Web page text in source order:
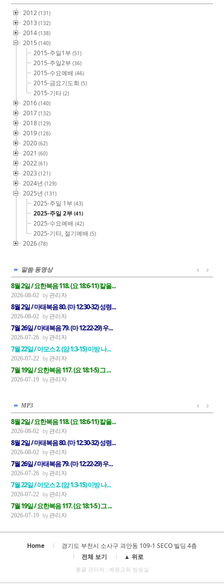
2012(131)
2013(132)
2014(138)
2015(140)
2015-주일1부(51)
2015-주일2부(36)
2015-수요예배(46)
2015-금요기도회(5)
2015-기타(2)
2016(140)
2017(132)
2018(129)
2019(126)
2020(62)
2021(60)
2022(61)
2023(121)
2024년(129)
2025년(131)
2025-주일 1부(43)
2025-주일 2부(41)
2025-수요예배(42)
2025-기타, 절기예배(5)
2026(78)
말씀 동영상
8월 2일 / 요한복음 118. (요 18:6-11) 칼을...
2026-08-02 관리자
8월 2일 / 마태복음 80. (마 12:30-32) 성령...
2026-08-02 관리자
7월 26일 / 마태복음 79. (마 12:22-29) 우...
2026-07-26 관리자
7월 22일 / 아모스 2. (암 1:3-15) 이방 나...
2026-07-22 관리자
7월 19일 / 요한복음 117. (요 18:1-5) 그 ...
2026-07-19 관리자
MP3
8월 2일 / 요한복음 118. (요 18:6-11) 칼을...
2026-08-02 관리자
8월 2일 / 마태복음 80. (마 12:30-32) 성령...
2026-08-02 관리자
7월 26일 / 마태복음 79. (마 12:22-29) 우...
2026-07-26 관리자
7월 22일 / 아모스 2. (암 1:3-15) 이방 나...
2026-07-22 관리자
7월 19일 / 요한복음 117. (요 18:1-5 ) 그 ...
2026-07-19 관리자
Home
경기도 부천시 소사구 괴안동 109-1 SECO 빌딩 4층
전체 보기
▲ 위로
총괄 관리자 : 예원교회 방송실